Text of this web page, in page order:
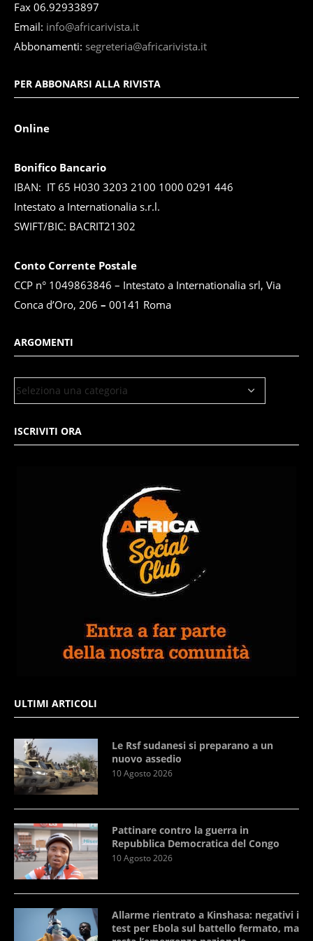
Fax 06.92933897
Email: info@africarivista.it
Abbonamenti: segreteria@africarivista.it
PER ABBONARSI ALLA RIVISTA
Online
Bonifico Bancario
IBAN: IT 65 H030 3203 2100 1000 0291 446
Intestato a Internationalia s.r.l.
SWIFT/BIC: BACRIT21302
Conto Corrente Postale
CCP n° 1049863846 – Intestato a Internationalia srl, Via
Conca d’Oro, 206 – 00141 Roma
ARGOMENTI
ISCRIVITI ORA
ULTIMI ARTICOLI
Le Rsf sudanesi si preparano a un
nuovo assedio
10 Agosto 2026
Pattinare contro la guerra in
Repubblica Democratica del Congo
10 Agosto 2026
Allarme rientrato a Kinshasa: negativi i
test per Ebola sul battello fermato, ma